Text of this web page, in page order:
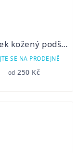
Obojek kožený podšitý
SE NA PRODEJNĚ
od 250 Kč